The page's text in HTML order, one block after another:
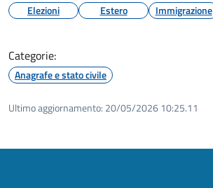
Elezioni Estero Immigrazione
Categorie:
Anagrafe e stato civile
Ultimo aggiornamento: 20/05/2026 10:25.11